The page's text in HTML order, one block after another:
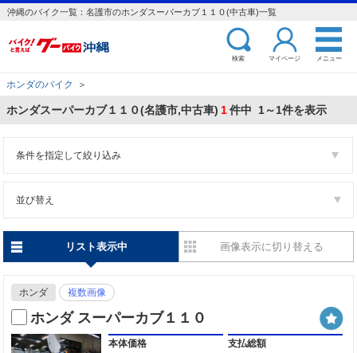
沖縄のバイク一覧：名護市のホンダスーパーカブ１１０(中古車)一覧
検索 マイページ メニュー
ホンダのバイク ＞
ホンダスーパーカブ１１０(名護市,中古車) 1件中 1～1件を表示
条件を指定して絞り込み
並び替え
リスト表示中 画像表示に切り替える
ホンダ 複数画像
ホンダ スーパーカブ１１０
本体価格 支払総額